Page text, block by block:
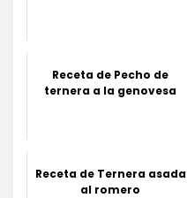
Receta de Pecho de
ternera a la genovesa
Receta de Ternera asada
al romero